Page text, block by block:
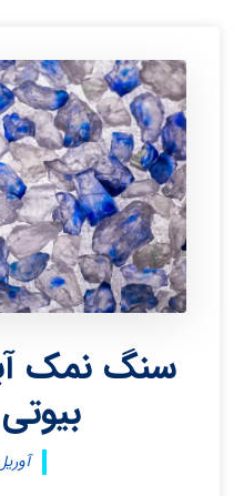
سنگ نمک
آوریل ۷,